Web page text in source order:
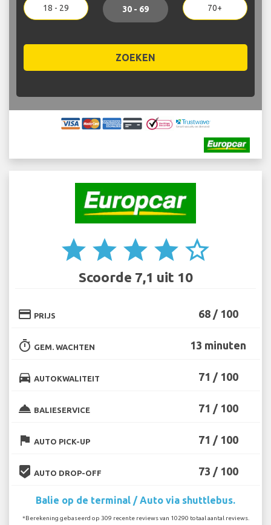
18 - 29 30 - 69 70+
ZOEKEN
star star star star star_border
Scoorde 7,1 uit 10
credit_card PRIJS 68 / 100
timer GEM. WACHTEN 13 minuten
directions_car AUTOKWALITEIT 71 / 100
room_service BALIESERVICE 71 / 100
flag AUTO PICK-UP 71 / 100
beenhere AUTO DROP-OFF 73 / 100
Balie op de terminal / Auto via shuttlebus.
*Berekening gebaseerd op 309 recente reviews van 10290 totaal aantal reviews.